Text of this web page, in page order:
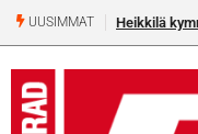
UUSIMMAT Heikkilä